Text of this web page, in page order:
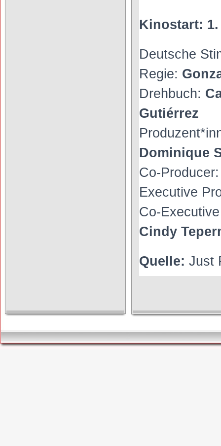
Kinostart:
Deutsche
Regie:
Drehbuch:
Gutiérrez
Dominique
Co-Producer:
Executive
Co-
Cindy
Quelle: Just